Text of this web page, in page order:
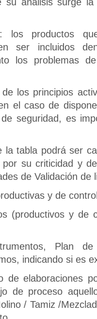
los productos
ser incluidos
los problemas
los principios
el caso de
seguridad, es
la tabla podrá ser
su criticidad y
de Validación de
y de
(productivos y de
Plan de
indicando si es
de elaboraciones
de proceso
/ Tamiz /